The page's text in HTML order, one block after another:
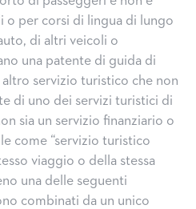
o per corsi di lingua di lungo
di altri veicoli o
una patente di guida di
servizio turistico che non
di uno dei servizi turistici di
sia un servizio finanziario o
come “servizio turistico
viaggio o della stessa
una delle seguenti
combinati da un unico